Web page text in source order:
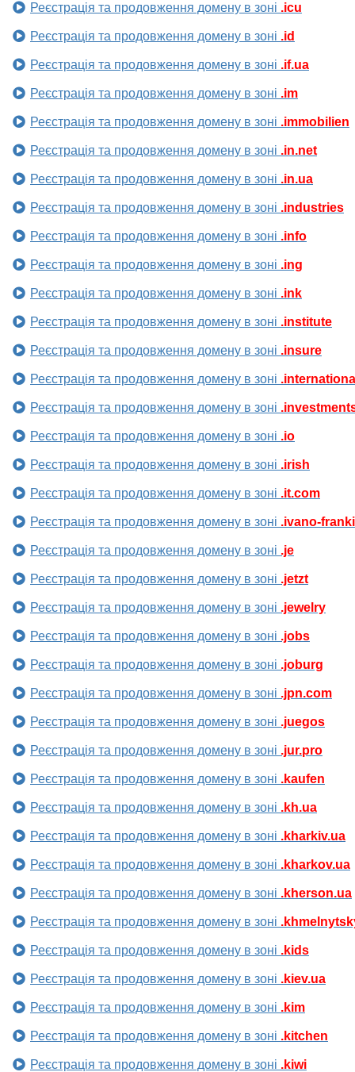
Реєстрація та продовження домену в зоні .icu
Реєстрація та продовження домену в зоні .id
Реєстрація та продовження домену в зоні .if.ua
Реєстрація та продовження домену в зоні .im
Реєстрація та продовження домену в зоні .immobilien
Реєстрація та продовження домену в зоні .in.net
Реєстрація та продовження домену в зоні .in.ua
Реєстрація та продовження домену в зоні .industries
Реєстрація та продовження домену в зоні .info
Реєстрація та продовження домену в зоні .ing
Реєстрація та продовження домену в зоні .ink
Реєстрація та продовження домену в зоні .institute
Реєстрація та продовження домену в зоні .insure
Реєстрація та продовження домену в зоні
Реєстрація та продовження домену в зоні
Реєстрація та продовження домену в зоні .io
Реєстрація та продовження домену в зоні .irish
Реєстрація та продовження домену в зоні .it.com
Реєстрація та продовження домену в зоні .ivano-
Реєстрація та продовження домену в зоні .je
Реєстрація та продовження домену в зоні .jetzt
Реєстрація та продовження домену в зоні .jewelry
Реєстрація та продовження домену в зоні .jobs
Реєстрація та продовження домену в зоні .joburg
Реєстрація та продовження домену в зоні .jpn.com
Реєстрація та продовження домену в зоні .juegos
Реєстрація та продовження домену в зоні .jur.pro
Реєстрація та продовження домену в зоні .kaufen
Реєстрація та продовження домену в зоні .kh.ua
Реєстрація та продовження домену в зоні .kharkiv.ua
Реєстрація та продовження домену в зоні .kharkov.ua
Реєстрація та продовження домену в зоні .kherson.ua
Реєстрація та продовження домену в зоні
Реєстрація та продовження домену в зоні .kids
Реєстрація та продовження домену в зоні .kiev.ua
Реєстрація та продовження домену в зоні .kim
Реєстрація та продовження домену в зоні .kitchen
Реєстрація та продовження домену в зоні .kiwi